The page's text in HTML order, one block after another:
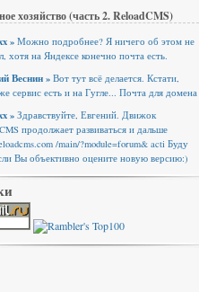
хозяйство (часть 2. ReloadCMS)
» Можно подробнее? Я ничего об этом не
хотя на Яндексе конечно почта есть.
Веснин » Вот тут всё делается. Кстати,
сервис есть и на Гугле... Почта для домена
» Здравствуйте, Евгений. Движок
продолжает развиваться и дальше
/main/?module=forum& acti Буду
Вы объективно оцените новую версию:)